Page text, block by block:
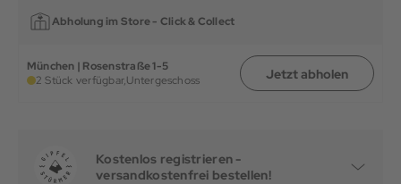
Abholung im Store - Click & Collect
München | Rosenstraße 1-5
2 Stück verfügbar,Untergeschoss Jetzt abholen
Kostenlos registrieren -
versandkostenfrei bestellen!